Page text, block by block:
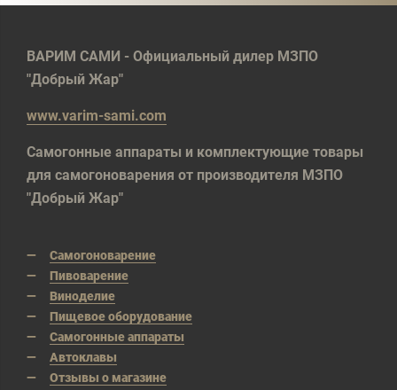
ВАРИМ САМИ - Официальный дилер МЗПО
"Добрый Жар"
www.varim-sami.com
Самогонные аппараты и комплектующие товары
для самогоноварения от производителя МЗПО
"Добрый Жар"
Самогоноварение
Пивоварение
Виноделие
Пищевое оборудование
Самогонные аппараты
Автоклавы
Отзывы о магазине